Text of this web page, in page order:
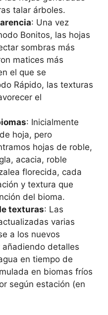
talar árboles.
: Una vez
Bonitos, las hojas
sombras más
matices más
el que se
Rápido, las texturas
el
: Inicialmente
hoja, pero
hojas de roble,
acacia, roble
florecida, cada
y textura que
del bioma.
texturas: Las
varias
a los nuevos
detalles
en tiempo de
en biomas fríos
según estación (en